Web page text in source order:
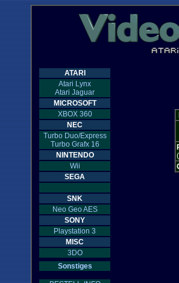
ATARI
Atari Lynx
Atari Jaguar
MICROSOFT
XBOX 360
NEC
Turbo Duo/Express
Turbo Grafx 16
NINTENDO
Wii
SEGA
SNK
Neo Geo AES
SONY
Playstation 3
MISC
3DO
Sonstiges